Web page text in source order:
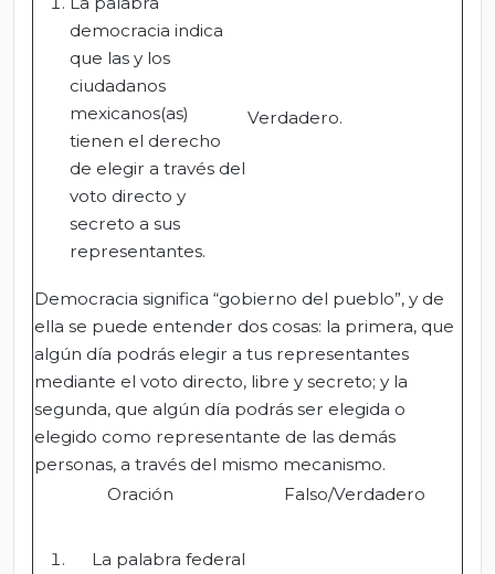
democracia indica
que las y los
ciudadanos
mexicanos(as)
tienen el derecho
de elegir a través del
voto directo y
secreto a sus
representantes.
Verdadero.
Democracia significa “gobierno del pueblo”, y de
ella se puede entender dos cosas: la primera, que
algún día podrás elegir a tus representantes
mediante el voto directo, libre y secreto; y la
segunda, que algún día podrás ser elegida o
elegido como representante de las demás
personas, a través del mismo mecanismo.
Oración
Falso/Verdadero
La palabra federal